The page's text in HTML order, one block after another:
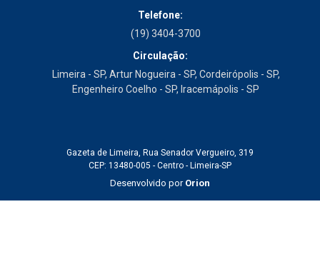
Telefone:
(19) 3404-3700
Circulação:
Limeira - SP, Artur Nogueira - SP, Cordeirópolis - SP,
Engenheiro Coelho - SP, Iracemápolis - SP
Gazeta de Limeira, Rua Senador Vergueiro, 319
CEP: 13480-005 - Centro - Limeira-SP
Desenvolvido por Orion